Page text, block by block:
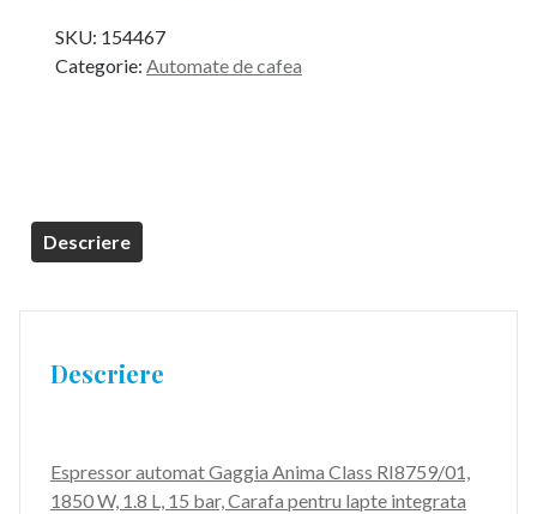
a
fost:
1.999,99 lei.
SKU: 154467
Categorie: Automate de cafea
Descriere
Descriere
Espressor automat Gaggia Anima Class RI8759/01,
1850 W, 1.8 L, 15 bar, Carafa pentru lapte integrata